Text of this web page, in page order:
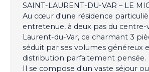
SAINT-LAURENT-DU-VAR – LE
Au cœur d'une résidence
entretenue, à deux pas du centre-
Laurent-du-Var, ce charmant 3
séduit par ses volumes généreux
distribution parfaitement pensée.
Il se compose d'un vaste séjour